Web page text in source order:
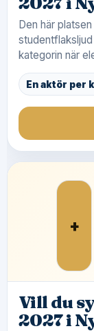
Den här
kategorin när
En aktör per
+
Vill du
2027 i